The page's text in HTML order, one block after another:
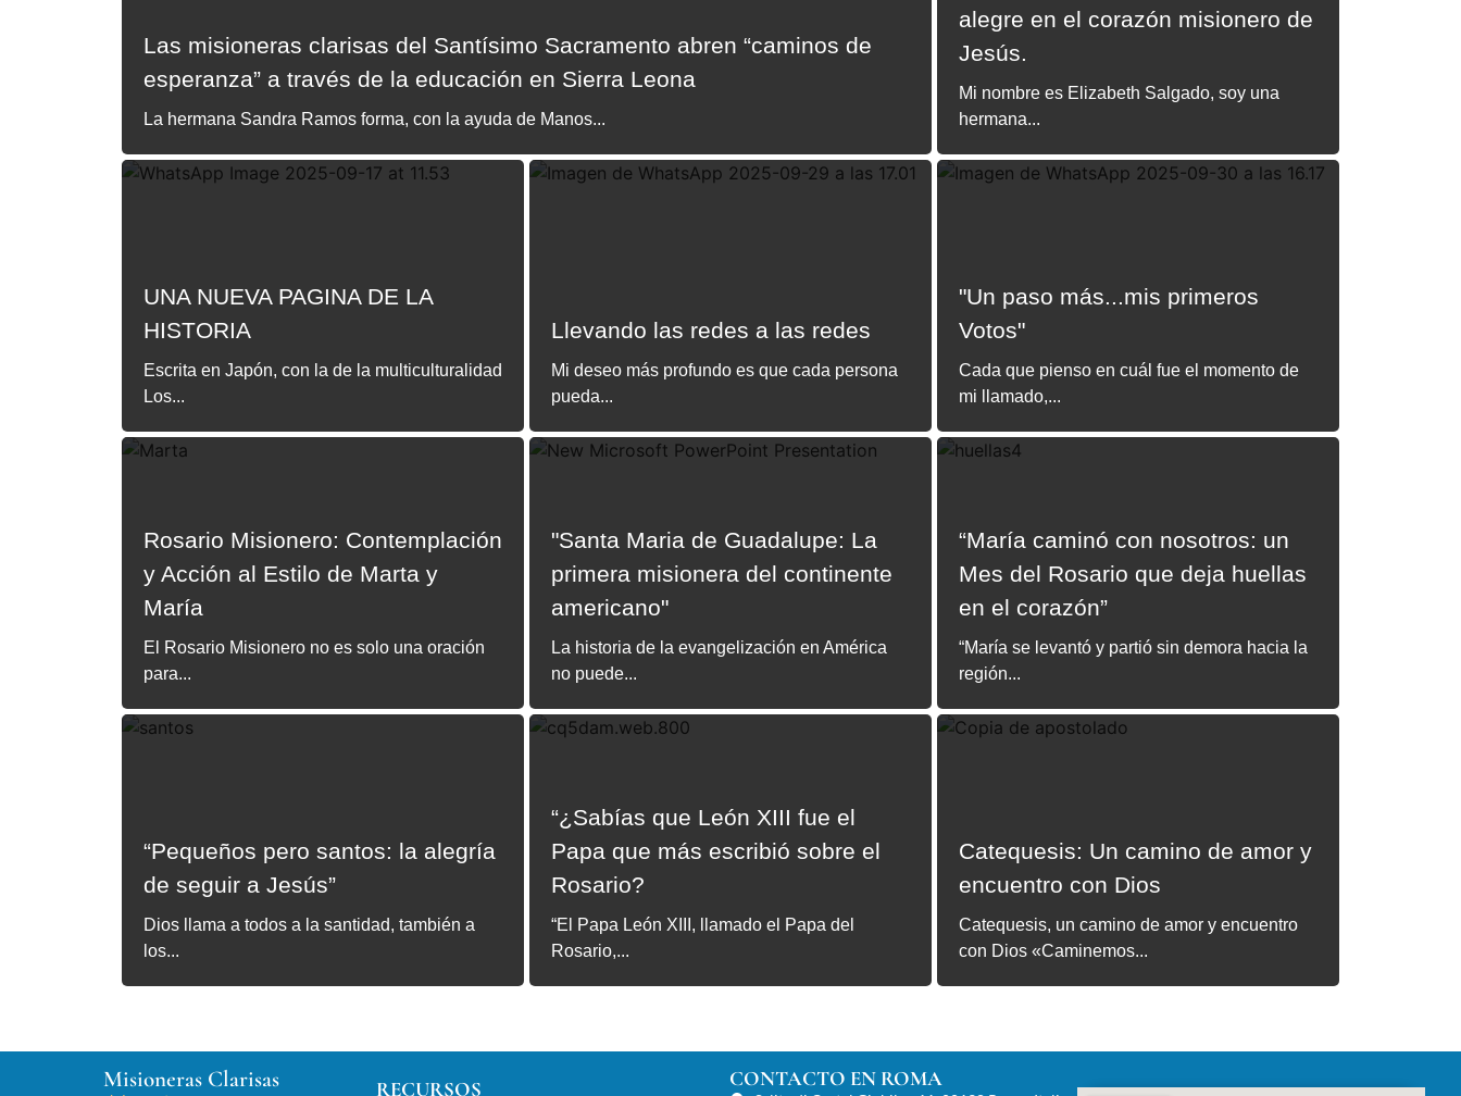
Las misioneras clarisas del Santísimo Sacramento abren “caminos de
esperanza” a través de la educación en Sierra Leona
La hermana Sandra Ramos forma, con la ayuda de Manos...
alegre en el corazón misionero de
Jesús.
Mi nombre es Elizabeth Salgado, soy una
hermana...
UNA NUEVA PAGINA DE LA
HISTORIA
Escrita en Japón, con la de la multiculturalidad
Los...
Llevando las redes a las redes
Mi deseo más profundo es que cada persona
pueda...
"Un paso más...mis primeros
Votos"
Cada que pienso en cuál fue el momento de
mi llamado,...
Rosario Misionero: Contemplación
y Acción al Estilo de Marta y
María
El Rosario Misionero no es solo una oración
para...
"Santa Maria de Guadalupe: La
primera misionera del continente
americano"
La historia de la evangelización en América
no puede...
“María caminó con nosotros: un
Mes del Rosario que deja huellas
en el corazón”
“María se levantó y partió sin demora hacia la
región...
“Pequeños pero santos: la alegría
de seguir a Jesús”
Dios llama a todos a la santidad, también a
los...
“¿Sabías que León XIII fue el
Papa que más escribió sobre el
Rosario?
“El Papa León XIII, llamado el Papa del
Rosario,...
Catequesis: Un camino de amor y
encuentro con Dios
Catequesis, un camino de amor y encuentro
con Dios «Caminemos...
Misioneras Clarisas RECURSOS CONTACTO EN ROMA